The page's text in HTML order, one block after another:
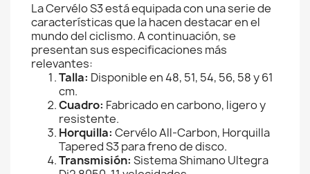
La Cervélo S3 está equipada con una serie de
características que la hacen destacar en el
mundo del ciclismo. A continuación, se
presentan sus especificaciones más
relevantes:
Talla: Disponible en 48, 51, 54, 56, 58 y 61
cm.
Cuadro: Fabricado en carbono, ligero y
resistente.
Horquilla: Cervélo All-Carbon, Horquilla
Tapered S3 para freno de disco.
Transmisión: Sistema Shimano Ultegra